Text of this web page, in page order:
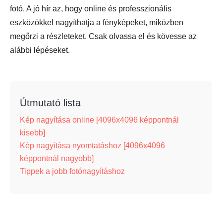
fotó. A jó hír az, hogy online és professzionális
eszközökkel nagyíthatja a fényképeket, miközben
megőrzi a részleteket. Csak olvassa el és kövesse az
alábbi lépéseket.
Útmutató lista
Kép nagyítása online [4096x4096 képpontnál
kisebb]
Kép nagyítása nyomtatáshoz [4096x4096
képpontnál nagyobb]
Tippek a jobb fotónagyításhoz